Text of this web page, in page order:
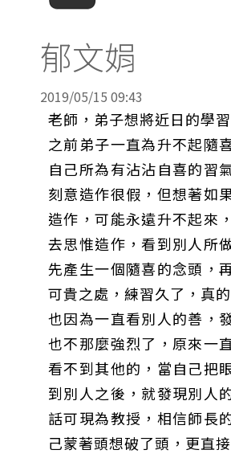
郁文娟
2019/05/15 09:43
老師，弟子想將近日的學
之前弟子一直為升不起隨
自己所為有沾沾自喜的習
刻意造作很假，但想著如
造作，可能永遠升不起來
去思惟造作，看到別人所
先產生一個隨喜的念頭，
可貴之處，練習久了，真
也因為一直看別人的善，
也不那麼強烈了，原來一
看不到其他的，當自己把
到別人之後，就發現別人
話可現為教授，相信師長
己蒙著頭想破了頭，更直